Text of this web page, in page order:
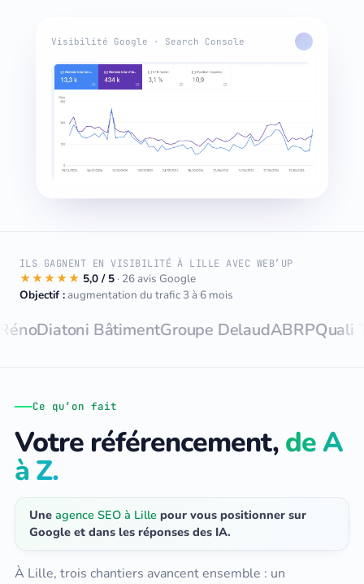
Visibilité Google · Search Console
ILS GAGNENT EN VISIBILITÉ À LILLE AVEC WEB’UP
★★★★★ 5,0 / 5 · 26 avis Google
Objectif :augmentation du trafic 3 à 6 mois
BâtimentGroupe DelaudABRPQuali Toiture
Ce qu’on fait
Votre référencement,de A
à Z.
Une agence SEO à Lille pour vous positionner sur
Google et dans les réponses des IA.
À Lille, trois chantiers avancent ensemble : un